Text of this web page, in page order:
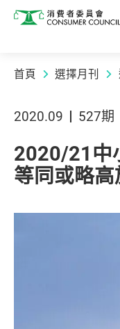
消費者委員會
首頁 選擇月刊
2020.09 527期
2020/21中
等同或略